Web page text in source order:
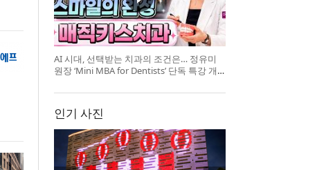
AI 시대, 선택받는 치과의 조건은… 정유미
원장 ‘Mini MBA for Dentists’ 단독 특강 개
인기 사진